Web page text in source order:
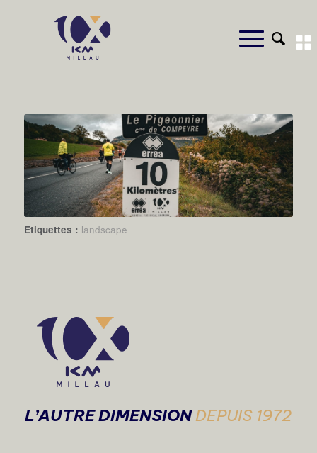
Etiquettes : landscape
L’AUTRE DIMENSIONDEPUIS 1972